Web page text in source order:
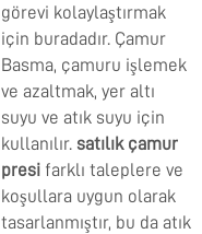
görevi kolaylaştırmak
için buradadır. Çamur
Basma, çamuru işlemek
ve azaltmak, yer altı
suyu ve atık suyu için
kullanılır. satılık çamur
presi farklı taleplere ve
koşullara uygun olarak
tasarlanmıştır, bu da atık